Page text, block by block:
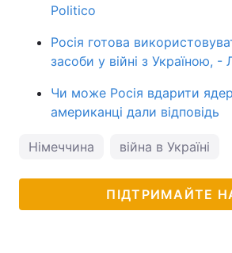
Politico
Росія готова
засоби у війні з Україною, -
Чи може Росія вдарити
американці дали відповідь
Німеччина війна в Україні
ПІДТРИМАЙТЕ